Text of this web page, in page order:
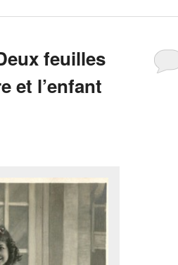
feuilles
et l’enfant